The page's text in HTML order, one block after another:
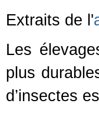
Extraits de l'
Les
plus
d’insectes